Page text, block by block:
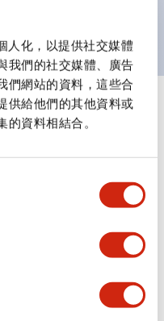
人化，以提供社交媒體
我們的社交媒體、廣告
們網站的資料，這些合
供給他們的其他資料或
資料相結合。